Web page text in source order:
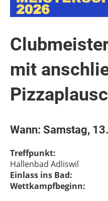
mit
Wann: Samstag,
Treffpunkt:
Hallenbad Adliswil
Einlass ins Bad:
Wettkampfbeginn: